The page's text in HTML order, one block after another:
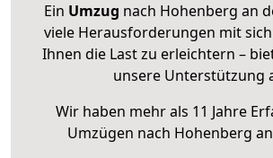
Ein Umzug nach Hohenberg an
viele Herausforderungen mit
Ihnen die Last zu erleichtern –
unsere Unterstützung
Wir haben mehr als 11 Jahre
Umzügen nach Hohenberg